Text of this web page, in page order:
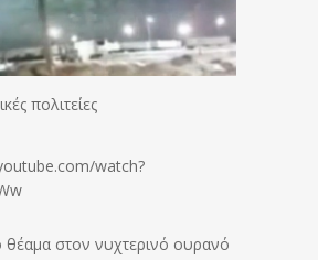
πολιτείες
watch?
θέαμα στον νυχτερινό ουρανό